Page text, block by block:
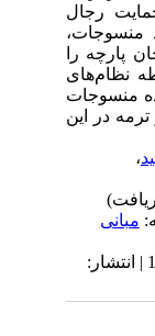
را